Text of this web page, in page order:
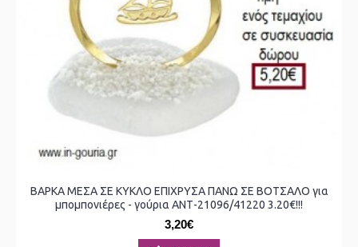
ΒΑΡΚΑ ΜΕΣΑ ΣΕ ΚΥΚΛΟ ΕΠΙΧΡΥΣΑ ΠΑΝΩ ΣΕ ΒΟΤΣΑΛΟ για
μπομπονιέρες - γούρια ΑΝΤ-21096/41220 3.20€!!!
3,20€